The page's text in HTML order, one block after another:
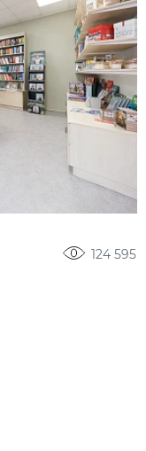
124 595